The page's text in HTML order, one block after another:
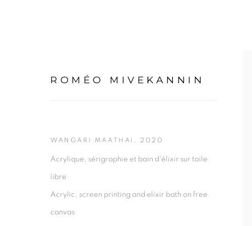
ROMÉO MIVEKANNIN
WANGARI MAATHAI 2020
Acrylique, sérigraphie et bain d'élixir sur toile
libre
Acrylic, screen printing and elixir bath on free
canvas